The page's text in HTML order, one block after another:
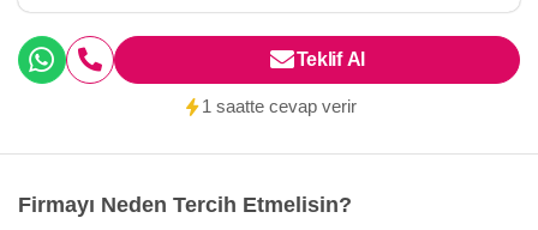
Teklif Al
1 saatte cevap verir
Firmayı Neden Tercih Etmelisin?